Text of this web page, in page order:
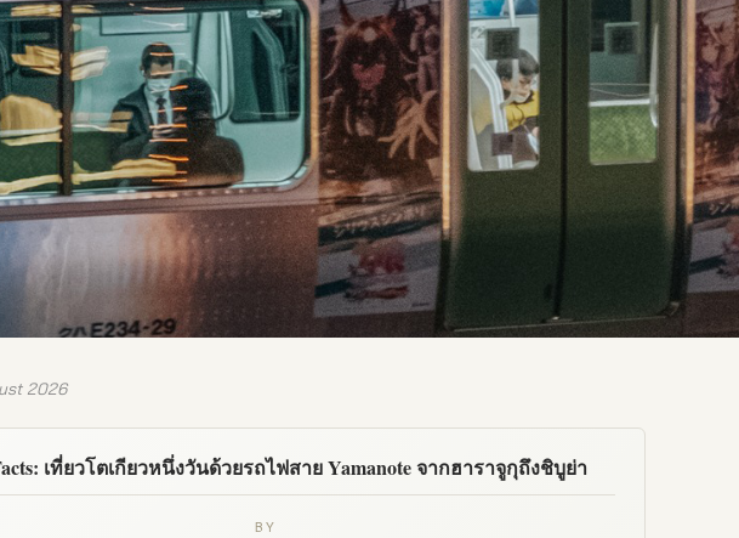
2026
เที่ยวโตเกียวหนึ่งวันด้วยรถไฟสาย Yamanote จากฮาราจูกุถึงชิบูย่า
BY